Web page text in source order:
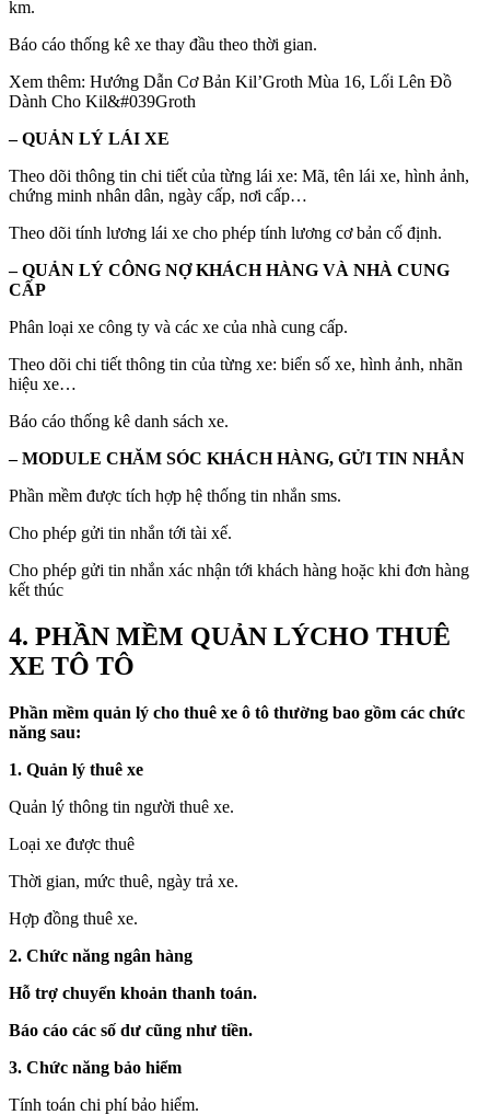
km.
Báo cáo thống kê xe thay đầu theo thời gian.
Xem thêm: Hướng Dẫn Cơ Bản Kil’Groth Mùa 16, Lối Lên Đồ
Dành Cho Kil&#039Groth
– QUẢN LÝ LÁI XE
Theo dõi thông tin chi tiết của từng lái xe: Mã, tên lái xe, hình ảnh,
chứng minh nhân dân, ngày cấp, nơi cấp…
Theo dõi tính lương lái xe cho phép tính lương cơ bản cố định.
– QUẢN LÝ CÔNG NỢ KHÁCH HÀNG VÀ NHÀ CUNG
CẤP
Phân loại xe công ty và các xe của nhà cung cấp.
Theo dõi chi tiết thông tin của từng xe: biển số xe, hình ảnh, nhãn
hiệu xe…
Báo cáo thống kê danh sách xe.
– MODULE CHĂM SÓC KHÁCH HÀNG, GỬI TIN NHẮN
Phần mềm được tích hợp hệ thống tin nhắn sms.
Cho phép gửi tin nhắn tới tài xế.
Cho phép gửi tin nhắn xác nhận tới khách hàng hoặc khi đơn hàng
kết thúc
4. PHẦN MỀM QUẢN LÝCHO THUÊ
XE TÔ TÔ
Phần mềm quản lý cho thuê xe ô tô thường bao gồm các chức
năng sau:
1. Quản lý thuê xe
Quản lý thông tin người thuê xe.
Loại xe được thuê
Thời gian, mức thuê, ngày trả xe.
Hợp đồng thuê xe.
2. Chức năng ngân hàng
Hỗ trợ chuyển khoản thanh toán.
Báo cáo các số dư cũng như tiền.
3. Chức năng bảo hiểm
Tính toán chi phí bảo hiểm.